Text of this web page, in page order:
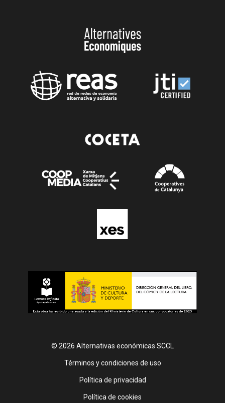
© 2026 Alternativas económicas SCCL
Footer
Términos y condiciones de uso
Política de privacidad
Política de cookies